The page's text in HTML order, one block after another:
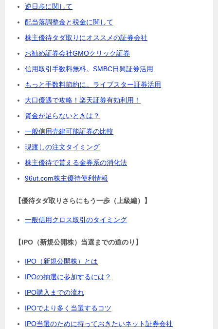
逆日歩に関して
配当落調整金と税金に関して
株主優待タダ取りにオススメの証券会社
お勧め証券会社GMOクリック証券
信用取引手数料無料。SMBC日興証券活用
もっと手数料節約に。ライブスター証券活用
大口優遇で攻略！楽天証券有効利用！
資金が足らないときは？
一般信用売建可能証券の比較
現渡しの注文タイミング
株主優待で貰える金券系の消化法
96ut.com株主優待便利情報
【優待タダ取りさらにもう一歩（上級編）】
一般信用クロス取引のタイミング
【IPO（新規公開株）当選までの道のり】
IPO（新規公開株）とは
IPOの抽選に参加するには？
IPO購入までの流れ
IPOでより多く当選するコツ
IPO当選のために持っておきたいネット証券会社